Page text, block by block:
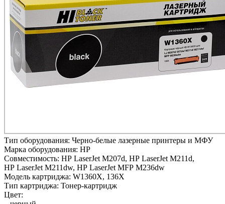
Тип оборудования: Черно-белые лазерные принтеры и МФУ
Марка оборудования: HP
Совместимость: HP LaserJet M207d, HP LaserJet M211d,
HP LaserJet M211dw, HP LaserJet MFP M236dw
Модель картриджа: W1360X, 136X
Тип картриджа: Тонер-картридж
Цвет: